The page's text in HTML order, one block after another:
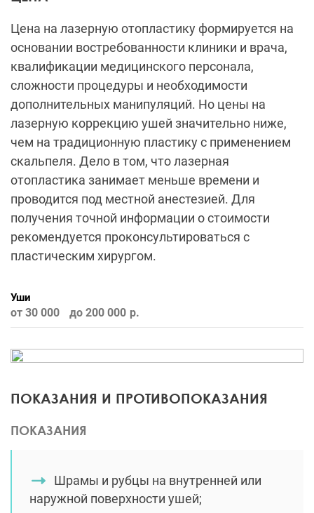
Цена на лазерную отопластику формируется на
основании востребованности клиники и врача,
квалификации медицинского персонала,
сложности процедуры и необходимости
дополнительных манипуляций. Но цены на
лазерную коррекцию ушей значительно ниже,
чем на традиционную пластику с применением
скальпеля. Дело в том, что лазерная
отопластика занимает меньше времени и
проводится под местной анестезией. Для
получения точной информации о стоимости
рекомендуется проконсультироваться с
пластическим хирургом.
Уши
от 30 000 до 200 000
ПОКАЗАНИЯ И ПРОТИВОПОКАЗАНИЯ
ПОКАЗАНИЯ
Шрамы и рубцы на внутренней или
наружной поверхности ушей;